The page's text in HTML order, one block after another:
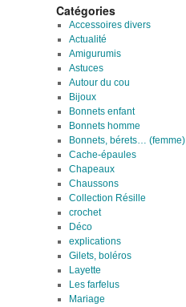
Catégories
Accessoires divers
Actualité
Amigurumis
Astuces
Autour du cou
Bijoux
Bonnets enfant
Bonnets homme
Bonnets, bérets… (femme)
Cache-épaules
Chapeaux
Chaussons
Collection Résille
crochet
Déco
explications
Gilets, boléros
Layette
Les farfelus
Mariage